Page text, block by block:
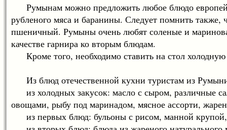
Румынам можно предложить любое блюдо
рубленого мяса и баранины. Следует помнить
пшеничный. Румыны очень любят соленые и
качестве гарнира ко вторым блюдам.
Кроме того, необходимо ставить на стол
Из блюд отечественной кухни туристам из
из холодных закусок: масло с сыром, различные
овощами, рыбу под маринадом, мясное ассорти,
из первых блюд: бульоны с рисом, манной